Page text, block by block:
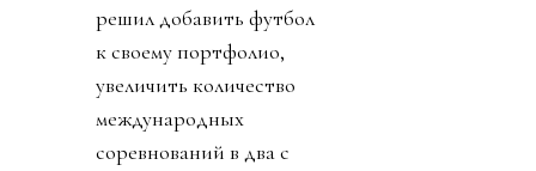
решил добавить футбол
к своему портфолио,
увеличить количество
международных
соревнований в два с